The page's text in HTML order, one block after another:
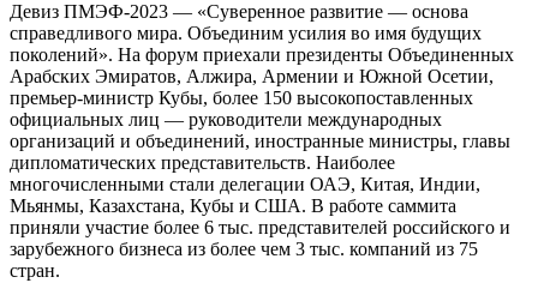
Девиз ПМЭФ-2023 — «Суверенное развитие — основа
справедливого мира. Объединим усилия во имя будущих
поколений». На форум приехали президенты Объединенных
Арабских Эмиратов, Алжира, Армении и Южной Осетии,
премьер-министр Кубы, более 150 высокопоставленных
официальных лиц — руководители международных
организаций и объединений, иностранные министры, главы
дипломатических представительств. Наиболее
многочисленными стали делегации ОАЭ, Китая, Индии,
Мьянмы, Казахстана, Кубы и США. В работе саммита
приняли участие более 6 тыс. представителей российского и
зарубежного бизнеса из более чем 3 тыс. компаний из 75
стран.